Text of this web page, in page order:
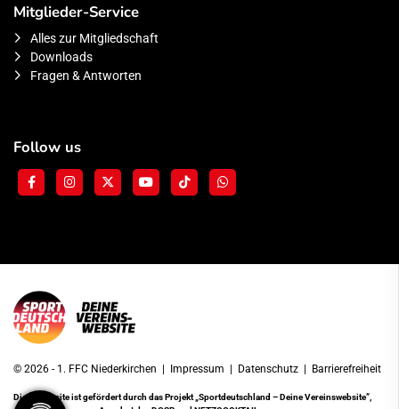
Mitglieder-Service
Alles zur Mitgliedschaft
Downloads
Fragen & Antworten
Follow us
© 2026 - 1. FFC Niederkirchen | Impressum | Datenschutz | Barrierefreiheit
Diese Website ist gefördert durch das Projekt„Sportdeutschland – Deine Vereinswebsite”,